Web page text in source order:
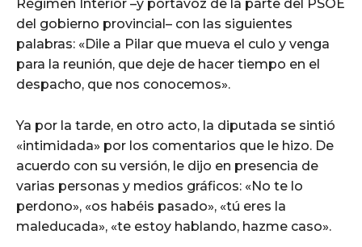
Régimen Interior –y portavoz de la parte del PSOE
del gobierno provincial– con las siguientes
palabras: «Dile a Pilar que mueva el culo y venga
para la reunión, que deje de hacer tiempo en el
despacho, que nos conocemos».
Ya por la tarde, en otro acto, la diputada se sintió
«intimidada» por los comentarios que le hizo. De
acuerdo con su versión, le dijo en presencia de
varias personas y medios gráficos: «No te lo
perdono», «os habéis pasado», «tú eres la
maleducada», «te estoy hablando, hazme caso».